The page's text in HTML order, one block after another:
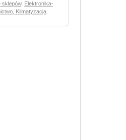
sklepów, Elektronika-
Klimatyzacja,